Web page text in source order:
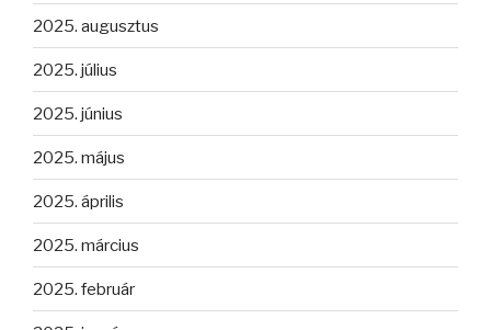
2025. augusztus
2025. július
2025. június
2025. május
2025. április
2025. március
2025. február